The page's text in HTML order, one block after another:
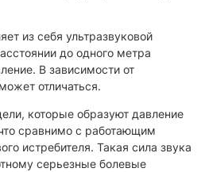
из себя ультразвуковой
до одного метра
В зависимости от
отличаться.
которые образуют давление
сравнимо с работающим
истребителя. Такая сила звука
серьезные болевые